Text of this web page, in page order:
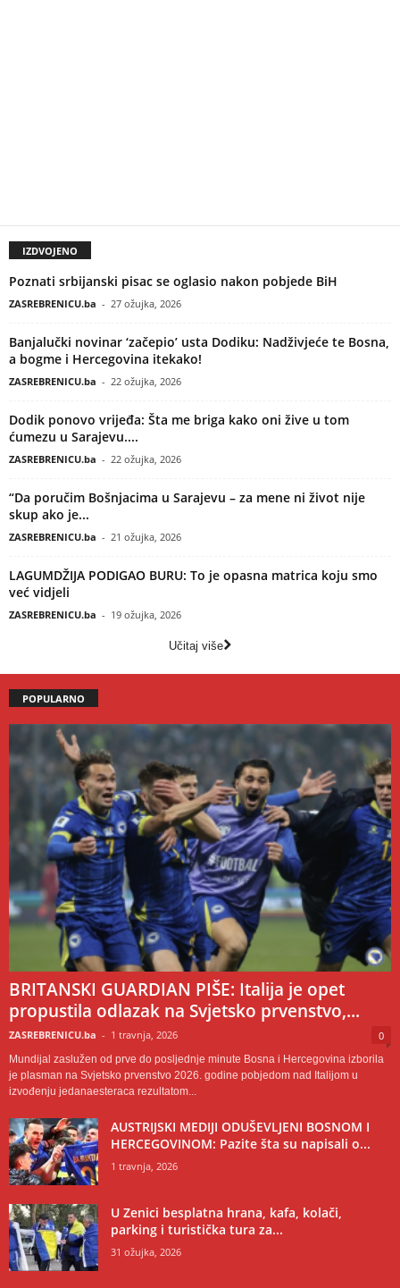
IZDVOJENO
Poznati srbijanski pisac se oglasio nakon pobjede BiH
ZASREBRENICU.ba - 27 ožujka, 2026
Banjalučki novinar ‘začepio’ usta Dodiku: Nadživjeće te Bosna,
a bogme i Hercegovina itekako!
ZASREBRENICU.ba - 22 ožujka, 2026
Dodik ponovo vrijeđa: Šta me briga kako oni žive u tom
ćumezu u Sarajevu....
ZASREBRENICU.ba - 22 ožujka, 2026
“Da poručim Bošnjacima u Sarajevu – za mene ni život nije
skup ako je...
ZASREBRENICU.ba - 21 ožujka, 2026
LAGUMDŽIJA PODIGAO BURU: To je opasna matrica koju smo
već vidjeli
ZASREBRENICU.ba - 19 ožujka, 2026
Učitaj više
POPULARNO
BRITANSKI GUARDIAN PIŠE: Italija je opet
propustila odlazak na Svjetsko prvenstvo,...
ZASREBRENICU.ba - 1 travnja, 2026 0
Mundijal zaslužen od prve do posljednje minute Bosna i Hercegovina izborila
je plasman na Svjetsko prvenstvo 2026. godine pobjedom nad Italijom u
izvođenju jedanaesteraca rezultatom...
AUSTRIJSKI MEDIJI ODUŠEVLJENI BOSNOM I
HERCEGOVINOM: Pazite šta su napisali o...
1 travnja, 2026
U Zenici besplatna hrana, kafa, kolači,
parking i turistička tura za...
31 ožujka, 2026